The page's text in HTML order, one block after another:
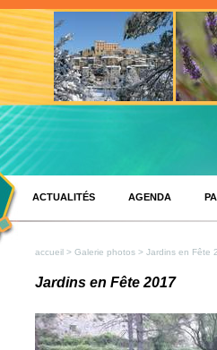
ACTUALITÉS AGENDA
accueil > Galerie photos > Jardins en Fête
Jardins en Fête 2017